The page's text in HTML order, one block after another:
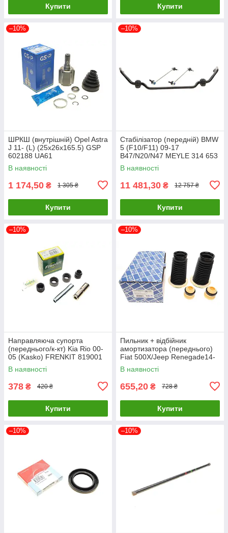
Купити Купити
–10%
ШРКШ (внутрішній) Opel Astra
J 11- (L) (25x26x165.5) GSP
602188 UA61
В наявності
1 174,50 ₴ 1 305 ₴
Купити
–10%
Стабілізатор (передній) BMW
5 (F10/F11) 09-17
B47/N20/N47 MEYLE 314 653
0015/HD UA61
В наявності
11 481,30 ₴ 12 757 ₴
Купити
–10%
Направляюча супорта
(переднього/к-кт) Kia Rio 00-
05 (Kasko) FRENKIT 819001
UA61
В наявності
378 ₴ 420 ₴
Купити
–10%
Пильник + відбійник
амортизатора (переднього)
Fiat 500X/Jeep Renegade14-
(к-кт 2шт) GSP 5407950PK
UA61
В наявності
655,20 ₴ 728 ₴
Купити
–10% –10%